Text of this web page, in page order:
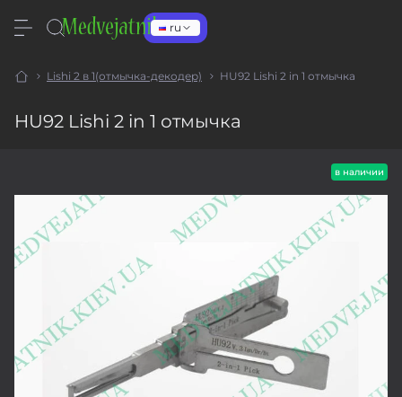
ru
Lishi 2 в 1(отмычка-декодер) HU92 Lishi 2 in 1 отмычка
HU92 Lishi 2 in 1 отмычка
в наличии